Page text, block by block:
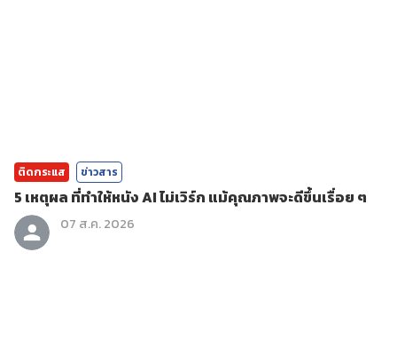
ติดกระแส ข่าวสาร
5 เหตุผล ที่ทำให้หนัง AI ไม่เวิร์ก แม้คุณภาพจะดีขึ้นเรื่อย ๆ
07 ส.ค. 2026